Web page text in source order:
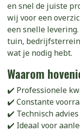
en snel de juiste
wij voor een
een snelle
tuin,
wat je nodig hebt.
Waarom
✔️ Professionele
✔️ Constante
✔️ Technisch
✔️ Ideaal voor